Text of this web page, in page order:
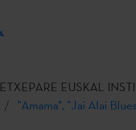
ETXEPARE EUSKAL
"Amama", "Jai Alai